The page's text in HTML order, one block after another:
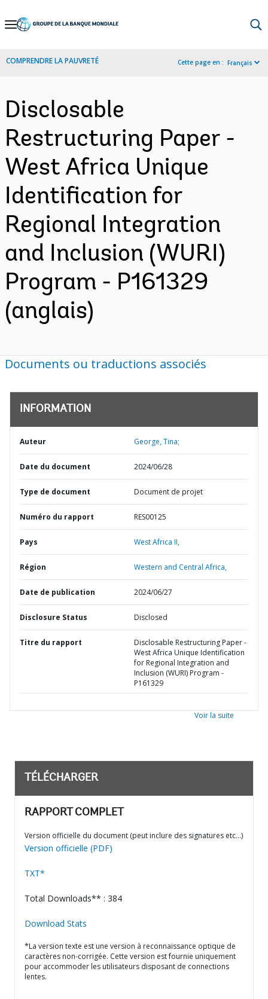
Skip
Navigation
COMPRENDRE LA PAUVRETÉ Cette page en : Français
Disclosable
Restructuring Paper -
West Africa Unique
Identification for
Regional Integration
and Inclusion (WURI)
Program - P161329
(anglais)
Documents ou traductions associés
INFORMATION
Auteur George, Tina;
Date du document 2024/06/28
Type de document Document de projet
Numéro du rapport RES00125
Pays West Africa II,
Région Western and Central Africa,
Date de publication 2024/06/27
Disclosure Status Disclosed
Titre du rapport
Disclosable Restructuring Paper -
West Africa Unique Identification
for Regional Integration and
Inclusion (WURI) Program -
P161329
Voir la suite
TÉLÉCHARGER
RAPPORT COMPLET
Version officielle du document (peut inclure des signatures etc…)
Version officielle (PDF)
TXT*
Total Downloads** : 384
Download Stats
*La version texte est une version à reconnaissance optique de
caractères non-corrigée. Cette version est fournie uniquement
pour accommoder les utilisateurs disposant de connections
lentes.